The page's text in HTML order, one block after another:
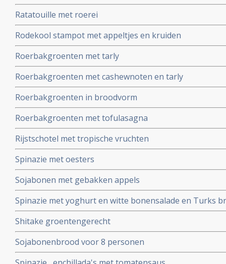
Ratatouille met roerei
Rodekool stampot met appeltjes en kruiden
Roerbakgroenten met tarly
Roerbakgroenten met cashewnoten en tarly
Roerbakgroenten in broodvorm
Roerbakgroenten met tofulasagna
Rijstschotel met tropische vruchten
Spinazie met oesters
Sojabonen met gebakken appels
Spinazie met yoghurt en witte bonensalade en Turks
Shitake groentengerecht
Sojabonenbrood voor 8 personen